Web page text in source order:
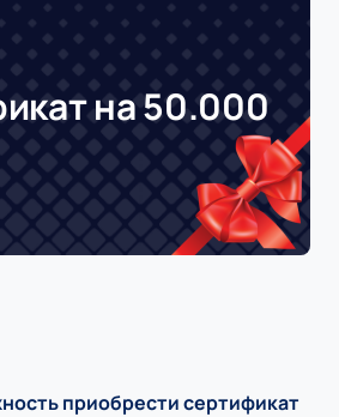
на 50.000
приобрести сертификат